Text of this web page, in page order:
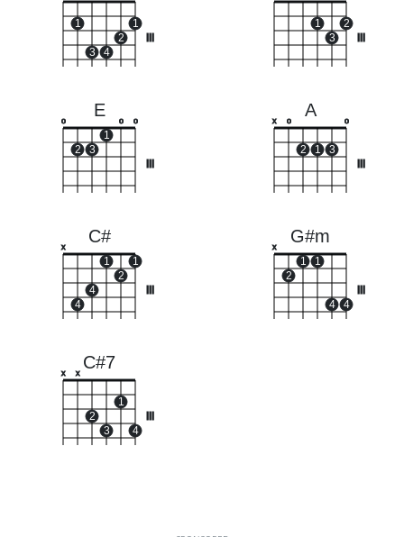
1
3 4
2
1
1
3
2
E
o
2 3
1
o o
A
x o
2 1 3
o
C#
x
4
4
1
2
1
G#m
x
2
1 1
4 4
C#7
x x
2
3
1
4